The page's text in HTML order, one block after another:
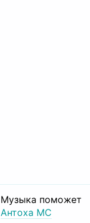
Музыка поможет
Антоха МС